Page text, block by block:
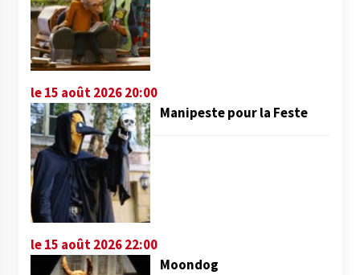
le 15 août 2026 20:00
Manipeste pour la Feste
le 15 août 2026 22:00
Moondog